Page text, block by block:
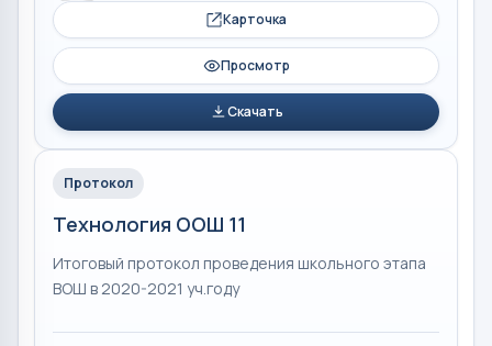
Карточка
Просмотр
Скачать
Протокол
Технология ООШ 11
Итоговый протокол проведения школьного этапа
ВОШ в 2020-2021 уч.году